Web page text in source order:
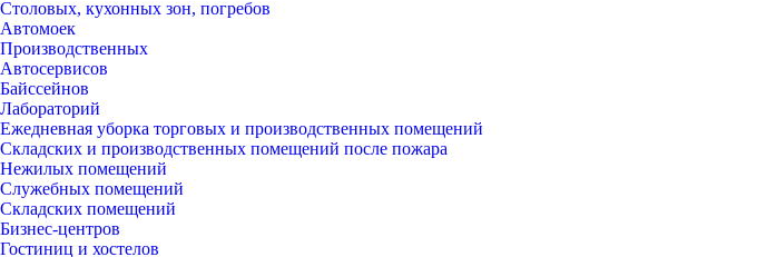
Столовых, кухонных зон, погребов
Автомоек
Производственных
Автосервисов
Байссейнов
Лабораторий
Ежедневная уборка торговых и производственных помещений
Складских и производственных помещений после пожара
Нежилых помещений
Служебных помещений
Складских помещений
Бизнес-центров
Гостиниц и хостелов